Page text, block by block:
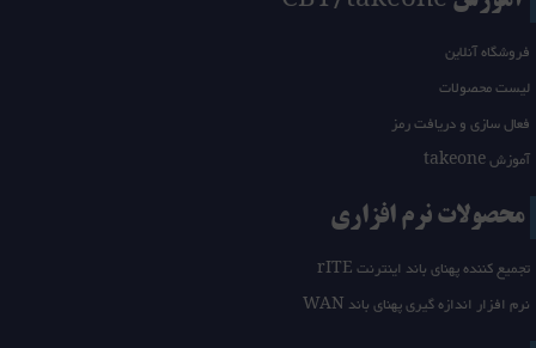
فروشگاه آنلاین
لیست محصولات
فعال سازی و دریافت رمز
آموزش takeone
محصولات نرم افزاری
تجمیع کننده پهنای باند اینترنت rITE
نرم افزار اندازه گیری پهنای باند WAN